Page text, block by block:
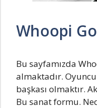
Whoopi
Bu sayfamızda
almaktadır.
başkası olmaktır.
Bu sanat formu.